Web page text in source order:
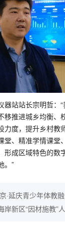
器站站长宗明哲：
移推进城乡均衡、
力度，提升乡村教
堂、精准学情课堂
形成区域特色的数
。”
·延庆青少年体教
亮相
岸新区“因材施教”